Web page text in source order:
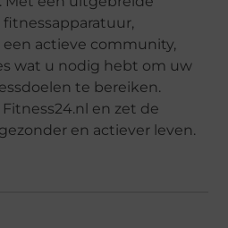
actieve community,
wat u nodig hebt om uw
te bereiken.
en zet de
en actiever leven.